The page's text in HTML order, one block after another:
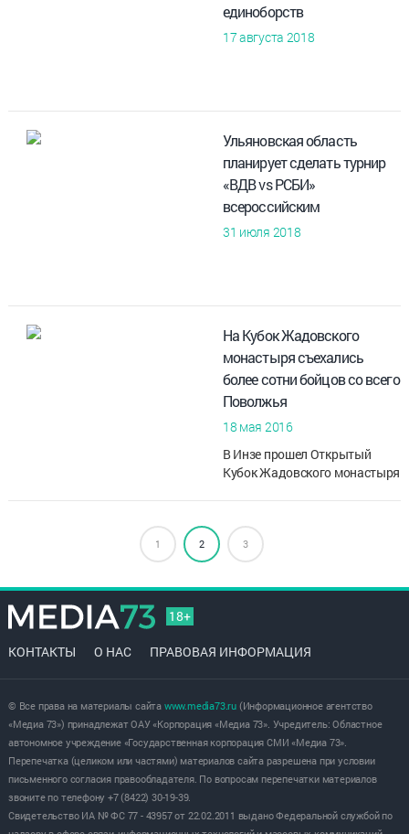
единоборств
17 августа 2018
Ульяновская область
планирует сделать турнир
«ВДВ vs РСБИ»
всероссийским
31 июля 2018
На Кубок Жадовского
монастыря съехались
более сотни бойцов со всего
Поволжья
18 мая 2016
В Инзе прошел Открытый
Кубок Жадовского монастыря
являются действующий при
Жадовском мужском
монастыре, в поселке ...
1 2 3
18+
КОНТАКТЫ О НАС ПРАВОВАЯ ИНФОРМАЦИЯ
© Все права на материалы сайта www.media73.ru(Информационное агентство
«Медиа 73») принадлежат ОАУ «Корпорация «Медиа 73». Учредитель: Областное
автономное учреждение «Государственная корпорация СМИ «Медиа 73».
Перепечатка (целиком или частями) материалов сайта разрешена при условии
письменного согласия правообладателя. По вопросам перепечатки материалов
звоните по телефону +7 (8422) 30-19-39.
Свидетельство ИА № ФС 77 - 43957 от 22.02.2011 выдано Федеральной службой по